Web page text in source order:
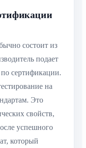
состоит из
подает
сертификации.
на
Это
свойств,
успешного
который